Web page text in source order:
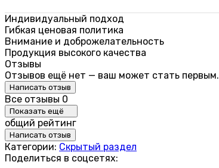
Индивидуальный подход
Гибкая ценовая политика
Внимание и доброжелательность
Продукция высокого качества
Отзывы
Отзывов ещё нет — ваш может стать первым.
Написать отзыв
Все отзывы 0
Показать ещё
общий рейтинг
Написать отзыв
Категории: Скрытый раздел
Поделиться в соцсетях: